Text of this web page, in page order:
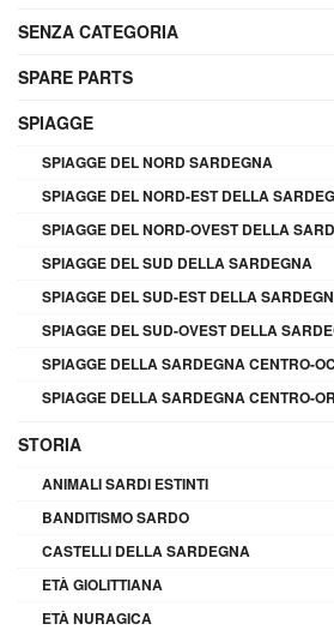
SENZA CATEGORIA
SPARE PARTS
SPIAGGE
SPIAGGE DEL NORD SARDEGNA
SPIAGGE DEL NORD-EST DELLA
SPIAGGE DEL NORD-OVEST DELLA
SPIAGGE DEL SUD DELLA SARDEGNA
SPIAGGE DEL SUD-EST DELLA
SPIAGGE DEL SUD-OVEST DELLA
SPIAGGE DELLA SARDEGNA CENTRO-
SPIAGGE DELLA SARDEGNA CENTRO-
STORIA
ANIMALI SARDI ESTINTI
BANDITISMO SARDO
CASTELLI DELLA SARDEGNA
ETÀ GIOLITTIANA
ETÀ NURAGICA